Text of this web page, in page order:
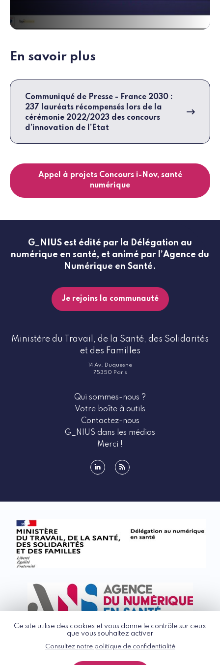
Ce site utilise des cookies et vous donne le contrôle sur ceux
que vous souhaitez activer
Consultez notre politique de confidentialité
En savoir plus
Communiqué de Presse - France 2030 :
237 lauréats récompensés lors de la
cérémonie 2022/2023 des concours
d’innovation de l’Etat
Appel à projets Concours i-Nov, santé
numérique
G_NIUS est édité par la Délégation au
numérique en santé, et animé par l’Agence du
Numérique en Santé.
Je rejoins la communauté
Ministère du Travail, de la Santé, des Solidarités
et des Familles
14 Av. Duquesne
75350 Paris
Qui sommes-nous ?
Votre boîte à outils
Contactez-nous
G_NIUS dans les médias
Merci !
© G_NIUS 2026